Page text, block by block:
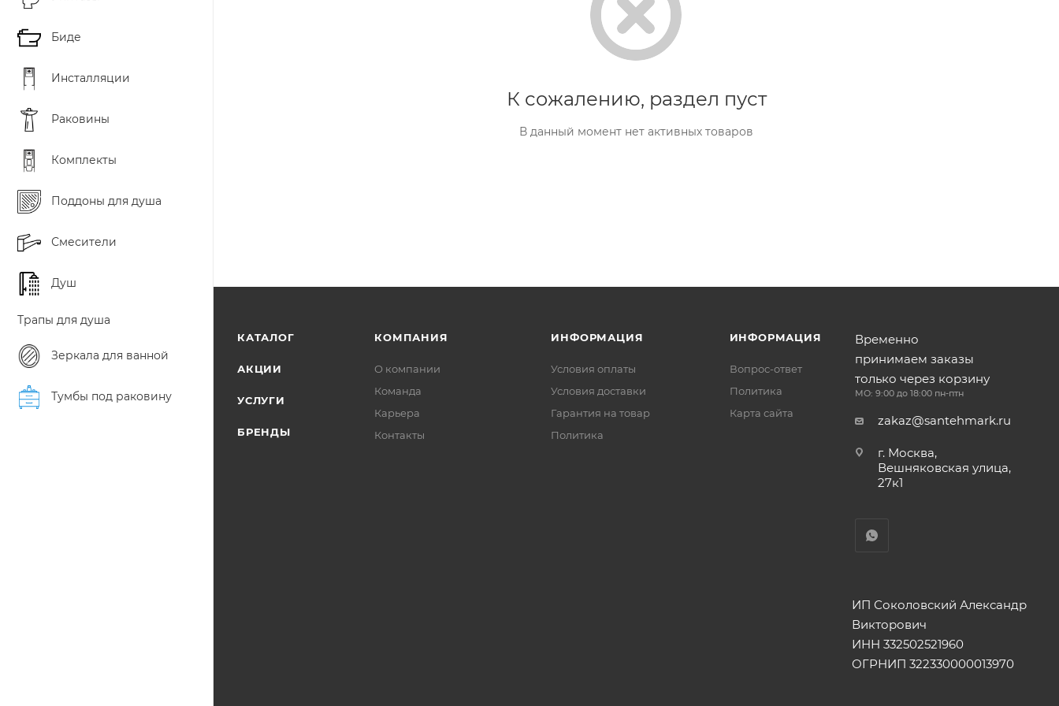
Биде
Инсталляции
Раковины
Комплекты
Поддоны для душа
Смесители
Душ
Трапы для душа
Зеркала для ванной
Тумбы под раковину
К сожалению, раздел пуст
В данный момент нет активных товаров
КАТАЛОГ
АКЦИИ
УСЛУГИ
БРЕНДЫ
КОМПАНИЯ
О компании
Команда
Карьера
Контакты
ИНФОРМАЦИЯ
Условия оплаты
Условия доставки
Гарантия на товар
Политика
ИНФОРМАЦИЯ
Вопрос-ответ
Политика
Карта сайта
Временно
принимаем заказы
только через корзину
МО: 9:00 до 18:00 пн-птн
zakaz@santehmark.ru
г. Москва,
Вешняковская улица,
27к1
ИП Соколовский Александр
Викторович
ИНН 332502521960
ОГРНИП 322330000013970